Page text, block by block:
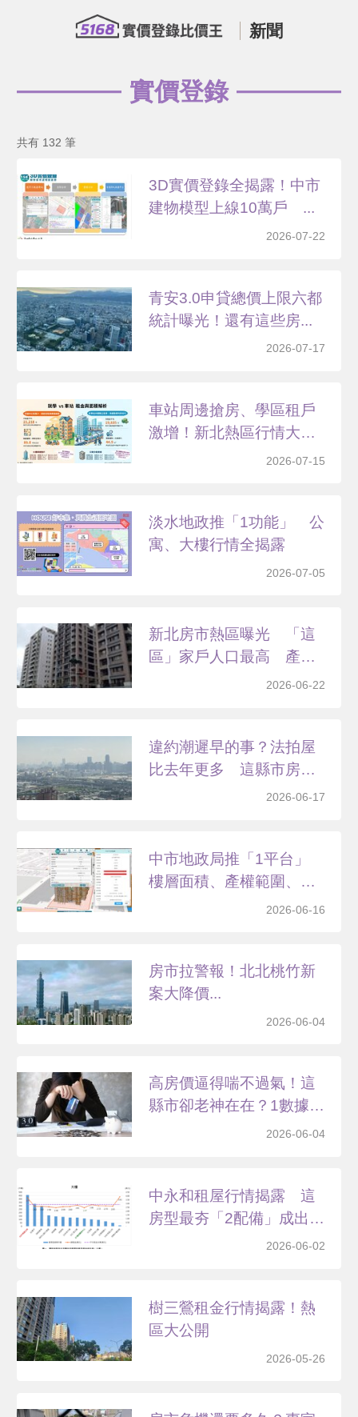
新聞
實價登錄
共有 132 筆
3D實價登錄全揭露！中市
建物模型上線10萬戶 ...
2026-07-22
青安3.0申貸總價上限六都
統計曝光！還有這些房...
2026-07-17
車站周邊搶房、學區租戶
激增！新北熱區行情大公
2026-07-15
淡水地政推「1功能」 公
寓、大樓行情全揭露
2026-07-05
新北房市熱區曝光 「這
區」家戶人口最高 產
2026-06-22
違約潮遲早的事？法拍屋
比去年更多 這縣市房市
2026-06-17
中市地政局推「1平台」
樓層面積、產權範圍、
2026-06-16
房市拉警報！北北桃竹新
案大降價...
2026-06-04
高房價逼得喘不過氣！這
縣市卻老神在在？1數據
2026-06-04
中永和租屋行情揭露 這
房型最夯「2配備」成出
2026-06-02
樹三鶯租金行情揭露！熱
區大公開
2026-05-26